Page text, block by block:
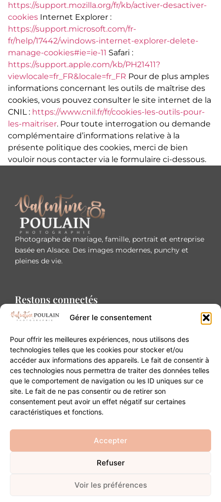
Gérer le consentement
Pour offrir les meilleures expériences, nous utilisons des
technologies telles que les cookies pour stocker et/ou
accéder aux informations des appareils. Le fait de consentir à
ces technologies nous permettra de traiter des données telles
que le comportement de navigation ou les ID uniques sur ce
site. Le fait de ne pas consentir ou de retirer son
consentement peut avoir un effet négatif sur certaines
caractéristiques et fonctions.
Accepter
Refuser
Voir les préférences
https://support.mozilla.org/fr/kb/activer-desactiver-
cookies Internet Explorer :
https://support.microsoft.com/fr-
fr/help/17442/windows-internet-explorer-delete-
manage-cookies#ie=ie-11 Safari :
https://support.apple.com/kb/PH21411?
viewlocale=fr_FR&locale=fr_FR Pour de plus amples
informations concernant les outils de maîtrise des
cookies, vous pouvez consulter le site internet de la
CNIL : https://www.cnil.fr/fr/cookies-les-outils-pour-
les-maitriser. Pour toute interrogation ou demande
complémentaire d’informations relative à la
présente politique des cookies, merci de bien
vouloir nous contacter via le formulaire ci-dessous.
Photographe de mariage, famille, portrait et entreprise
basée en Alsace. Des images modernes, punchy et
pleines de vie.
Restons connectés
Contact
20B Grand Rue 68180 Horbourg-Wihr
06 84 93 03 01
contact@valentinepoulain.com
Mentions légales· Politique de confidentialité
Développement